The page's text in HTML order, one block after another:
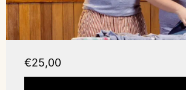
€25,00